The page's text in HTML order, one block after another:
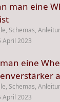
man eine
Schemas,
April 2023
eine
Schemas,
April 2023